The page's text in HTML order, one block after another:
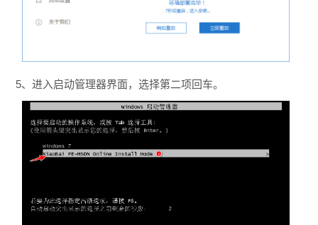
5、进入启动管理器界面，选择第二项回车。